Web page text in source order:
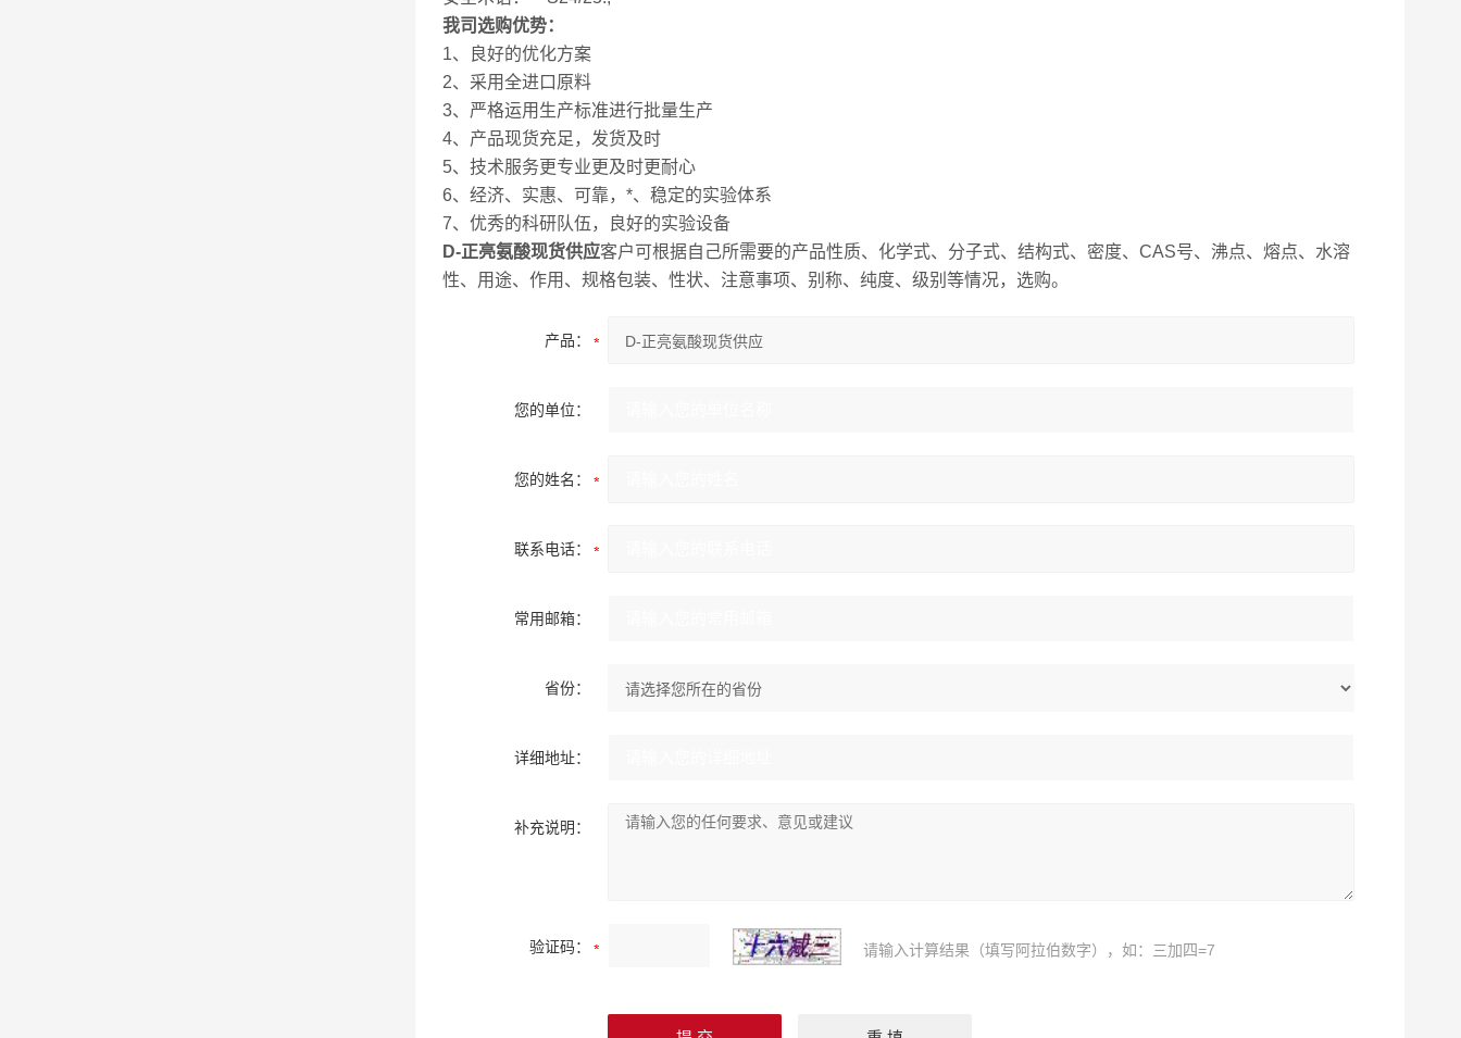
我司选购优势：
1、良好的优化方案
2、采用全进口原料
3、严格运用生产标准进行批量生产
4、产品现货充足，发货及时
5、技术服务更专业更及时更耐心
6、经济、实惠、可靠，*、稳定的实验体系
7、优秀的科研队伍，良好的实验设备
D-正亮氨酸现货供应客户可根据自己所需要的产品性质、化学式、分子式、结构式、密度、CAS号、沸点、熔点、水溶
性、用途、作用、规格包装、性状、注意事项、别称、纯度、级别等情况，选购。
产品：
您的单位：
您的姓名：
联系电话：
常用邮箱：
省份：
详细地址：
补充说明：
验证码： 请输入计算结果（填写阿拉伯数字），如：三加四=7